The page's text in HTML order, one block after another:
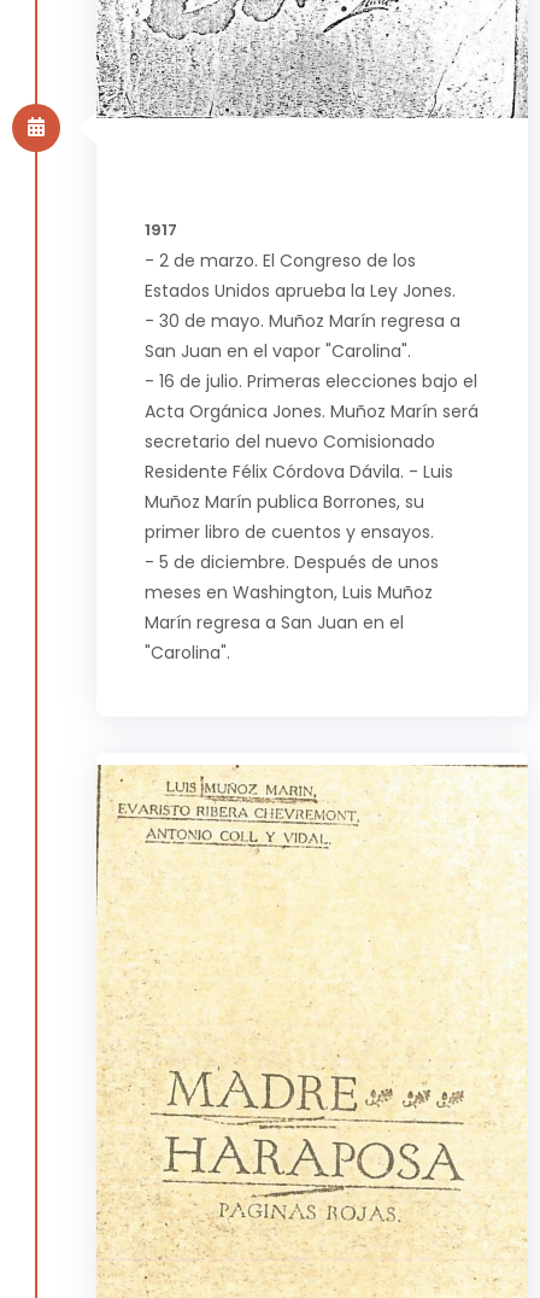
1917
- 2 de marzo. El Congreso de los
Estados Unidos aprueba la Ley Jones.
- 30 de mayo. Muñoz Marín regresa a
San Juan en el vapor "Carolina".
- 16 de julio. Primeras elecciones bajo el
Acta Orgánica Jones. Muñoz Marín será
secretario del nuevo Comisionado
Residente Félix Córdova Dávila. - Luis
Muñoz Marín publica Borrones, su
primer libro de cuentos y ensayos.
- 5 de diciembre. Después de unos
meses en Washington, Luis Muñoz
Marín regresa a San Juan en el
"Carolina".